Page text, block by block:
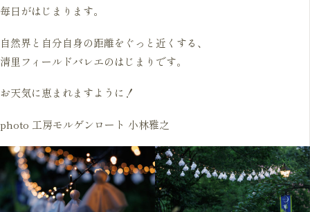
毎日がはじまります。
自然界と自分自身の距離をぐっと近くする、
清里フィールドバレエのはじまりです。
お天気に恵まれますように！
photo 工房モルゲンロート 小林雅之